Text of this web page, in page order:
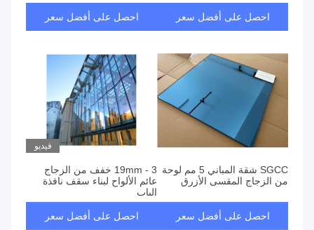
احصل على أفضل سعر احصل على أفضل سعر
SGCC شقة المباني 5 مم لوحة
من الزجاج المقسى الأزرق
احصل على أفضل سعر
فيديو
3 - 19mm خفف من الزجاج
عائم الألواح لبناء سقف نافذة
الباب
احصل على أفضل سعر